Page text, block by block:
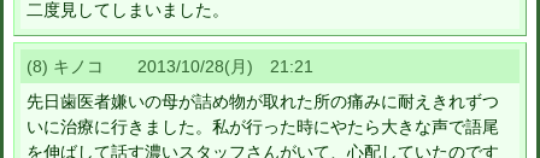
二度見してしまいました。
(8) キノコ 2013/10/28(月) 21:21
先日歯医者嫌いの母が詰め物が取れた所の痛みに耐えきれずつ
いに治療に行きました。私が行った時にやたら大きな声で語尾
を伸ばして話す濃いスタッフさんがいて、心配していたのです